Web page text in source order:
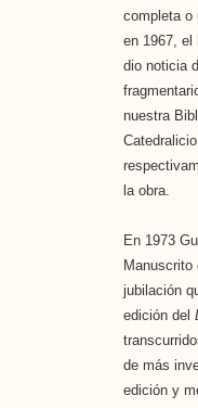
completa o
en 1967, el
dio noticia
nuestra
la obra.
En 1973
jubilación
edición del
de más
edición y